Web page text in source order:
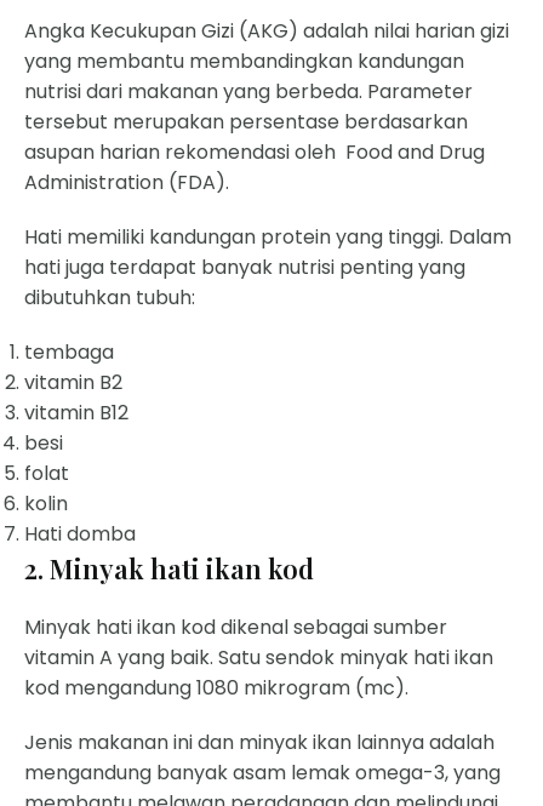
Angka Kecukupan Gizi (AKG) adalah nilai harian gizi
yang membantu membandingkan kandungan
nutrisi dari makanan yang berbeda. Parameter
tersebut merupakan persentase berdasarkan
asupan harian rekomendasi oleh Food and Drug
Administration (FDA).
Hati memiliki kandungan protein yang tinggi. Dalam
hati juga terdapat banyak nutrisi penting yang
dibutuhkan tubuh:
tembaga
vitamin B2
vitamin B12
besi
folat
kolin
Hati domba
2. Minyak hati ikan kod
Minyak hati ikan kod dikenal sebagai sumber
vitamin A yang baik. Satu sendok minyak hati ikan
kod mengandung 1080 mikrogram (mc).
Jenis makanan ini dan minyak ikan lainnya adalah
mengandung banyak asam lemak omega-3, yang